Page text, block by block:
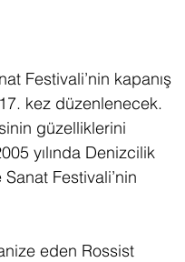
Festivali’nin kapanış
kez düzenlenecek.
güzelliklerini
yılında Denizcilik
Festivali’nin
eden Rossist